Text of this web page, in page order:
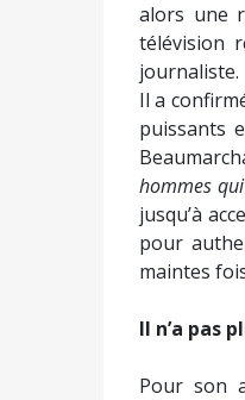
alors une
télévision
journaliste.
Il a
puissants
hommes
jusqu’à
pour
maintes
Il n’a pas
Pour son